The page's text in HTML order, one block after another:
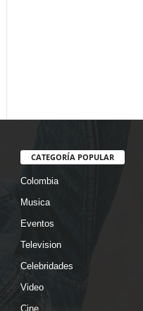
CATEGORÍA POPULAR
Colombia
Musica
Eventos
Television
Celebridades
Video
Cine